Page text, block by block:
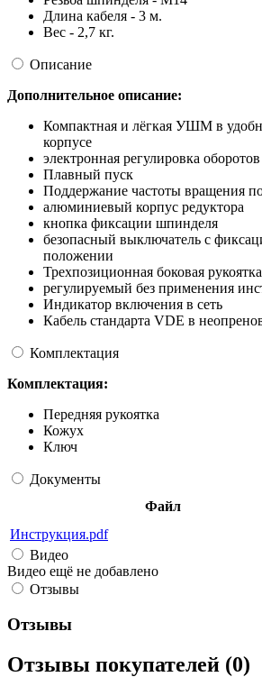
Длина кабеля - 3 м.
Вес - 2,7 кг.
Описание
Дополнительное описание:
Компактная и лёгкая УШМ в
корпусе
электронная регулировка оборотов
Плавный пуск
Поддержание частоты вращения
алюминиевый корпус редуктора
кнопка фиксации шпинделя
безопасный выключатель с
положении
Трехпозиционная боковая рукоятка
регулируемый без применения
Индикатор включения в сеть
Кабель стандарта VDE в
Комплектация
Комплектация:
Передняя рукоятка
Кожух
Ключ
Документы
Файл
Инструкция.pdf
Видео
Видео ещё не добавлено
Отзывы
Отзывы
Отзывы покупателей (0)